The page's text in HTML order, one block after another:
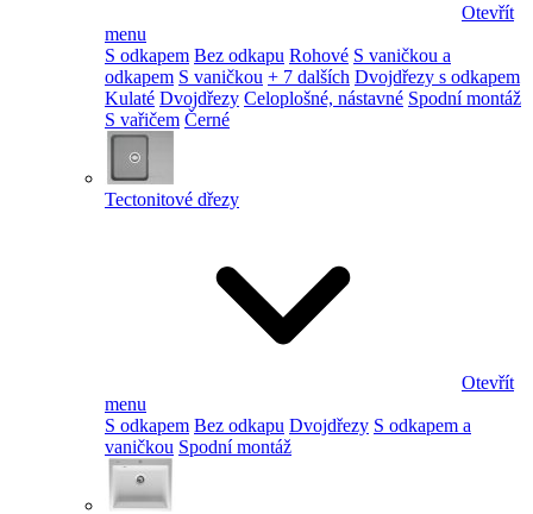
Otevřít
menu
S odkapem Bez odkapu Rohové S vaničkou a
odkapem S vaničkou + 7 dalších Dvojdřezy s odkapem
Kulaté Dvojdřezy Celoplošné, nástavné Spodní montáž
S vařičem Černé
Tectonitové dřezy
Otevřít
menu
S odkapem Bez odkapu Dvojdřezy S odkapem a
vaničkou Spodní montáž